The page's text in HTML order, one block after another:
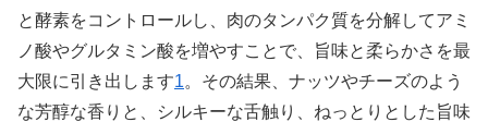
と酵素をコントロールし、肉のタンパク質を分解してアミ
ノ酸やグルタミン酸を増やすことで、旨味と柔らかさを最
大限に引き出します1。その結果、ナッツやチーズのよう
な芳醇な香りと、シルキーな舌触り、ねっとりとした旨味